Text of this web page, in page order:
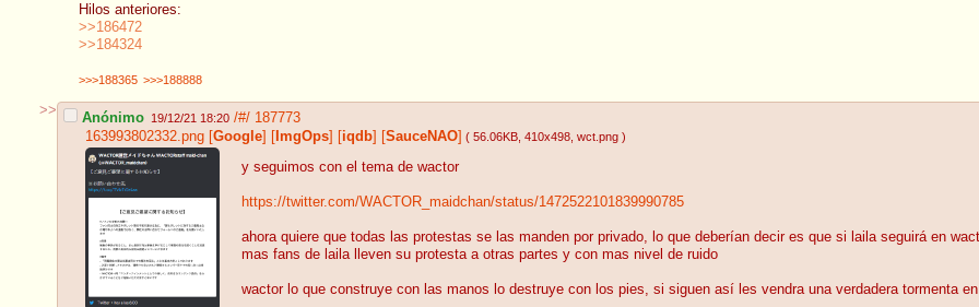
Hilos anteriores:
>>186472
>>184324
>>>188365 >>>188888
>> Anónimo 19/12/21 18:20 /#/ 187773
163993802332.png [Google] [ ImgOps] [iqdb] [SauceNAO] ( 56.06KB , 410x498 , wct.png )
y seguimos con el tema de wactor
https://twitter.com/WACTOR_maidchan/status/1472522101839990785
ahora quiere que todas las protestas se las manden por privado, lo que deberían decir es que si laila seguirá en
mas fans de laila lleven su protesta a otras partes y con mas nivel de ruido
wactor lo que construye con las manos lo destruye con los pies, si siguen así les vendra una verdadera tormenta